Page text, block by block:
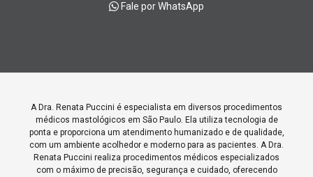
Fale por WhatsApp
A Dra. Renata Puccini é especialista em diversos procedimentos
médicos mastológicos em São Paulo. Ela utiliza tecnologia de
ponta e proporciona um atendimento humanizado e de qualidade,
com um ambiente acolhedor e moderno para as pacientes. A Dra.
Renata Puccini realiza procedimentos médicos especializados
com o máximo de precisão, segurança e cuidado, oferecendo